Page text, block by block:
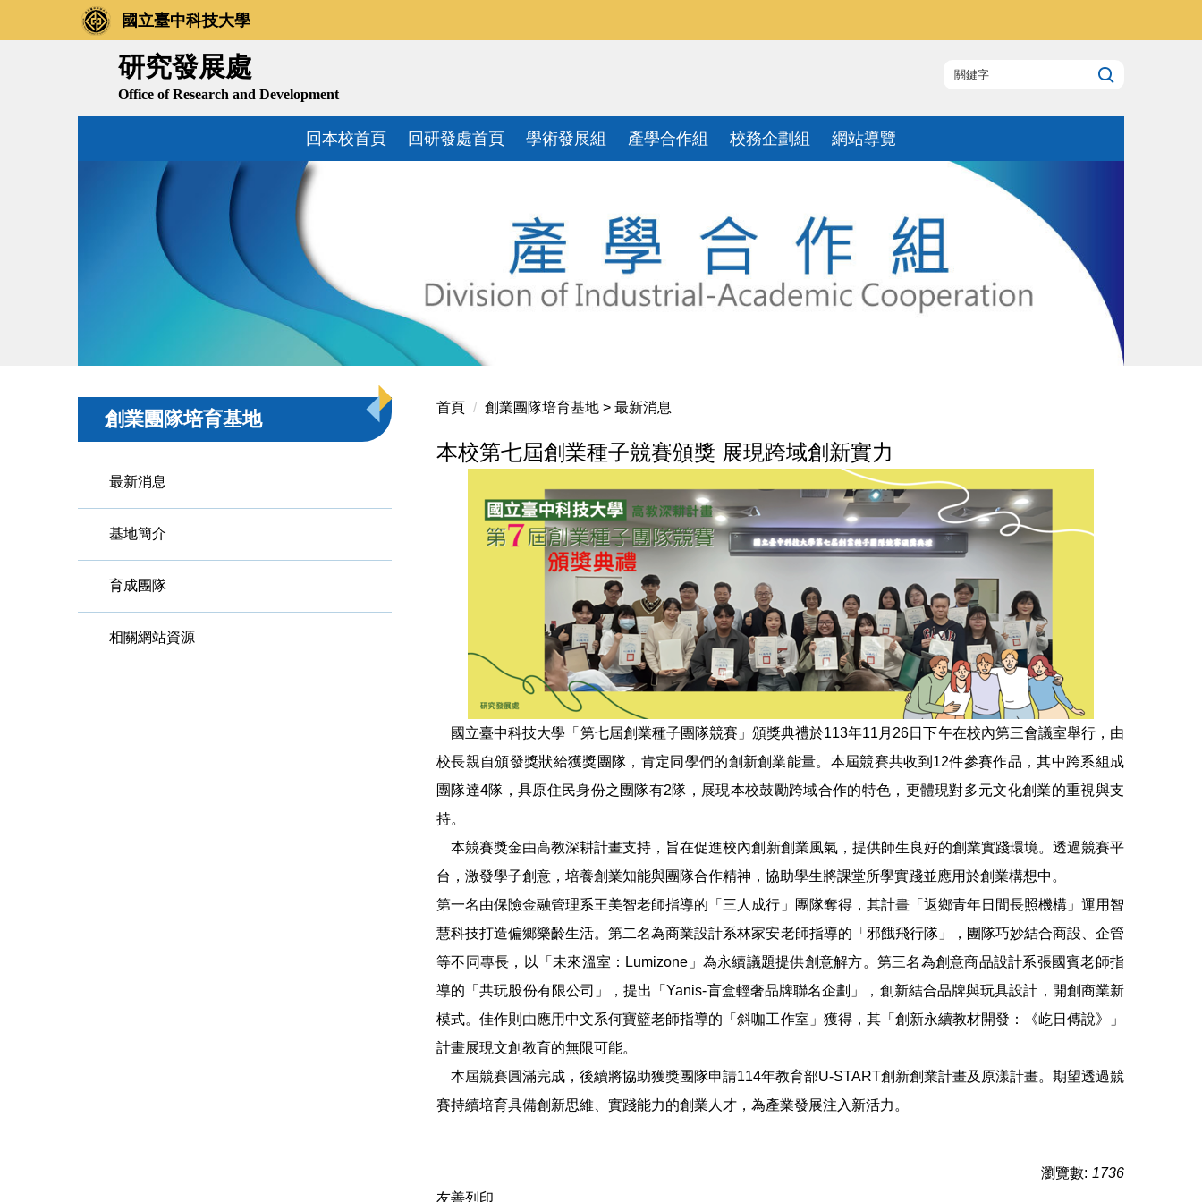
國立臺中科技大學
研究發展處
Office of Research and Development
回本校首頁 回研發處首頁 學術發展組 產學合作組 校務企劃組 網站導覽
創業團隊培育基地
最新消息
基地簡介
育成團隊
相關網站資源
首頁 創業團隊培育基地 > 最新消息
本校第七屆創業種子競賽頒獎 展現跨域創新實力
國立臺中科技大學「第七屆創業種子團隊競賽」頒獎典禮於113年11月26日下午在校內第三會議室舉行，由
校長親自頒發獎狀給獲獎團隊，肯定同學們的創新創業能量。本屆競賽共收到12件參賽作品，其中跨系組成
團隊達4隊，具原住民身份之團隊有2隊，展現本校鼓勵跨域合作的特色，更體現對多元文化創業的重視與支
持。
本競賽獎金由高教深耕計畫支持，旨在促進校內創新創業風氣，提供師生良好的創業實踐環境。透過競賽平
台，激發學子創意，培養創業知能與團隊合作精神，協助學生將課堂所學實踐並應用於創業構想中。
第一名由保險金融管理系王美智老師指導的「三人成行」團隊奪得，其計畫「返鄉青年日間長照機構」運用智
慧科技打造偏鄉樂齡生活。第二名為商業設計系林家安老師指導的「邪餓飛行隊」，團隊巧妙結合商設、企管
等不同專長，以「未來溫室：Lumizone」為永續議題提供創意解方。第三名為創意商品設計系張國賓老師指
導的「共玩股份有限公司」，提出「Yanis-盲盒輕奢品牌聯名企劃」，創新結合品牌與玩具設計，開創商業新
模式。佳作則由應用中文系何寶籃老師指導的「斜咖工作室」獲得，其「創新永續教材開發：《屹日傳說》」
計畫展現文創教育的無限可能。
本屆競賽圓滿完成，後續將協助獲獎團隊申請114年教育部U-START創新創業計畫及原漾計畫。期望透過競
賽持續培育具備創新思維、實踐能力的創業人才，為產業發展注入新活力。
瀏覽數: 1736
友善列印